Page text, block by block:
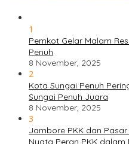
1
Pemkot Gelar Malam
Penuh
8 November, 2025
2
Kota Sungai Penuh
Sungai Penuh Juara
8 November, 2025
3
Jambore PKK dan
Nyata Peran PKK dalam